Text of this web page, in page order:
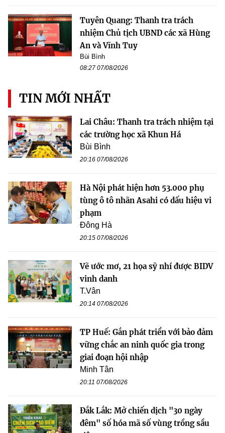
Tuyên Quang: Thanh tra trách
nhiệm Chủ tịch UBND các xã Hùng
An và Vĩnh Tuy
Bùi Bình
08:27 07/08/2026
TIN MỚI NHẤT
Lai Châu: Thanh tra trách nhiệm tại
các trường học xã Khun Há
Bùi Bình
20:16 07/08/2026
Hà Nội phát hiện hơn 53.000 phụ
tùng ô tô nhãn Asahi có dấu hiệu vi
phạm
Đông Hà
20:15 07/08/2026
Vẽ ước mơ, 21 họa sỹ nhí được BIDV
vinh danh
T.Vân
20:14 07/08/2026
TP Huế: Gắn phát triển với bảo đảm
vững chắc an ninh quốc gia trong
giai đoạn hội nhập
Minh Tân
20:11 07/08/2026
Đắk Lắk: Mở chiến dịch "30 ngày
đêm" số hóa mã số vùng trồng sầu